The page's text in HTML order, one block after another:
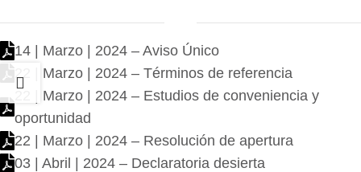
14 | Marzo | 2024 – Aviso Único
22 | Marzo | 2024 – Términos de referencia
22 | Marzo | 2024 – Estudios de conveniencia y
oportunidad
22 | Marzo | 2024 – Resolución de apertura
03 | Abril | 2024 – Declaratoria desierta